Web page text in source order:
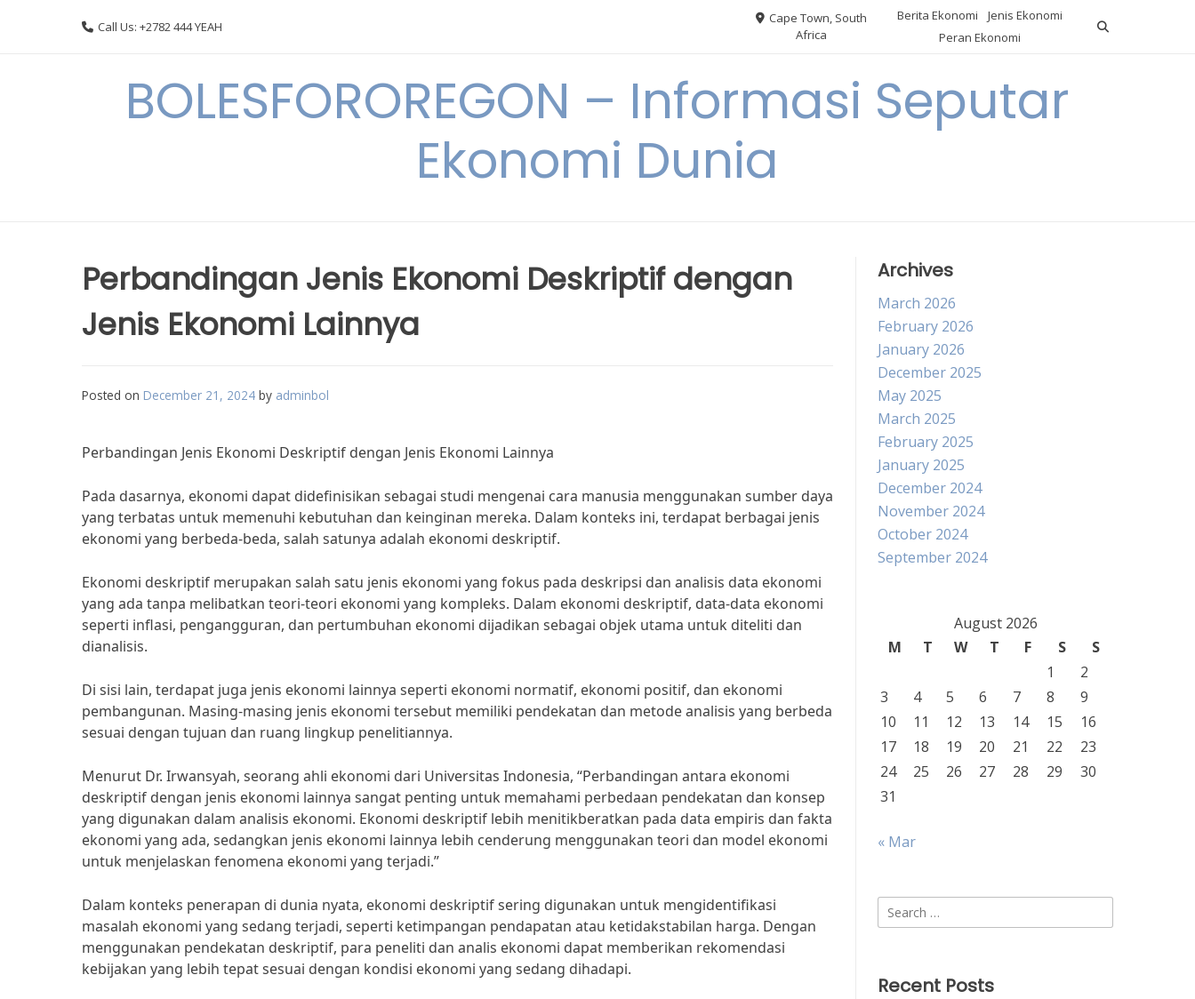
Call Us: +2782 444 YEAH
Cape Town, South
Africa
Berita Ekonomi
Jenis Ekonomi
Peran Ekonomi
BOLESFOROREGON – Informasi Seputar
Ekonomi Dunia
Perbandingan Jenis Ekonomi Deskriptif dengan
Jenis Ekonomi Lainnya
Posted on December 21, 2024 by adminbol
Perbandingan Jenis Ekonomi Deskriptif dengan Jenis Ekonomi Lainnya
Pada dasarnya, ekonomi dapat didefinisikan sebagai studi mengenai cara manusia menggunakan sumber daya
yang terbatas untuk memenuhi kebutuhan dan keinginan mereka. Dalam konteks ini, terdapat berbagai jenis
ekonomi yang berbeda-beda, salah satunya adalah ekonomi deskriptif.
Ekonomi deskriptif merupakan salah satu jenis ekonomi yang fokus pada deskripsi dan analisis data ekonomi
yang ada tanpa melibatkan teori-teori ekonomi yang kompleks. Dalam ekonomi deskriptif, data-data ekonomi
seperti inflasi, pengangguran, dan pertumbuhan ekonomi dijadikan sebagai objek utama untuk diteliti dan
dianalisis.
Di sisi lain, terdapat juga jenis ekonomi lainnya seperti ekonomi normatif, ekonomi positif, dan ekonomi
pembangunan. Masing-masing jenis ekonomi tersebut memiliki pendekatan dan metode analisis yang berbeda
sesuai dengan tujuan dan ruang lingkup penelitiannya.
Menurut Dr. Irwansyah, seorang ahli ekonomi dari Universitas Indonesia, “Perbandingan antara ekonomi
deskriptif dengan jenis ekonomi lainnya sangat penting untuk memahami perbedaan pendekatan dan konsep
yang digunakan dalam analisis ekonomi. Ekonomi deskriptif lebih menitikberatkan pada data empiris dan fakta
ekonomi yang ada, sedangkan jenis ekonomi lainnya lebih cenderung menggunakan teori dan model ekonomi
untuk menjelaskan fenomena ekonomi yang terjadi.”
Dalam konteks penerapan di dunia nyata, ekonomi deskriptif sering digunakan untuk mengidentifikasi
masalah ekonomi yang sedang terjadi, seperti ketimpangan pendapatan atau ketidakstabilan harga. Dengan
menggunakan pendekatan deskriptif, para peneliti dan analis ekonomi dapat memberikan rekomendasi
kebijakan yang lebih tepat sesuai dengan kondisi ekonomi yang sedang dihadapi.
Archives
March 2026
February 2026
January 2026
December 2025
May 2025
March 2025
February 2025
January 2025
December 2024
November 2024
October 2024
September 2024
August 2026
M
T W T F S
S
1
2
3
4 5 6 7 8
9
10
11 12 13 14 15
16
17
18 19 20 21 22
23
24
25 26 27 28 29
30
31
« Mar
Search
for:
Recent Posts